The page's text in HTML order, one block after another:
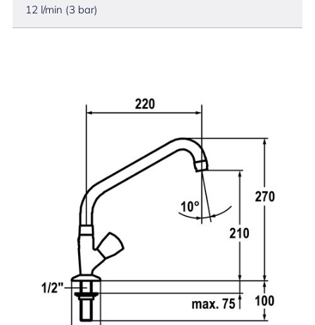
12 l/min (3 bar)